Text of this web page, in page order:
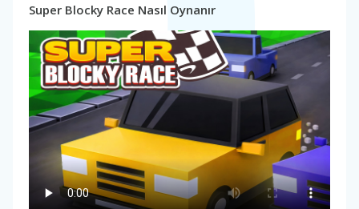
Super Blocky Race Nasıl Oynanır